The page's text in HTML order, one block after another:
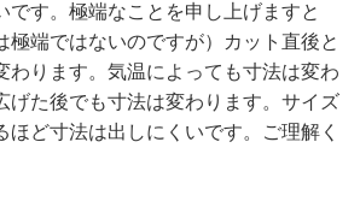
です。極端なことを申し上げますと
極端ではないのですが）カット直後と
わります。気温によっても寸法は変わ
げた後でも寸法は変わります。サイズ
ほど寸法は出しにくいです。ご理解く